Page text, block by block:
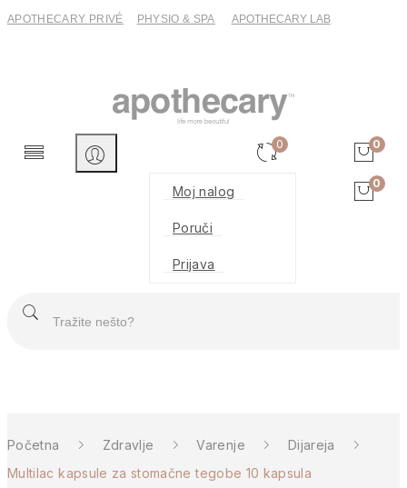
APOTHECARY PRIVÉ PHYSIO & SPA APOTHECARY LAB
Moj nalog
Poruči
Prijava
0 0
0
Početna Zdravlje Varenje
Dijareja
Multilac kapsule za stomačne tegobe 10 kapsula